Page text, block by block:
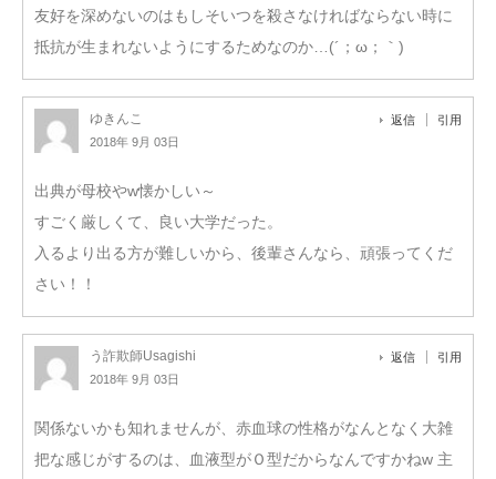
友好を深めないのはもしそいつを殺さなければならない時に
抵抗が生まれないようにするためなのか…(´；ω；｀)
ゆきんこ
2018年 9月 03日
返信 引用
出典が母校やw懐かしい～
すごく厳しくて、良い大学だった。
入るより出る方が難しいから、後輩さんなら、頑張ってくだ
さい！！
う詐欺師Usagishi
2018年 9月 03日
返信 引用
関係ないかも知れませんが、赤血球の性格がなんとなく大雑
把な感じがするのは、血液型がＯ型だからなんですかねw 主